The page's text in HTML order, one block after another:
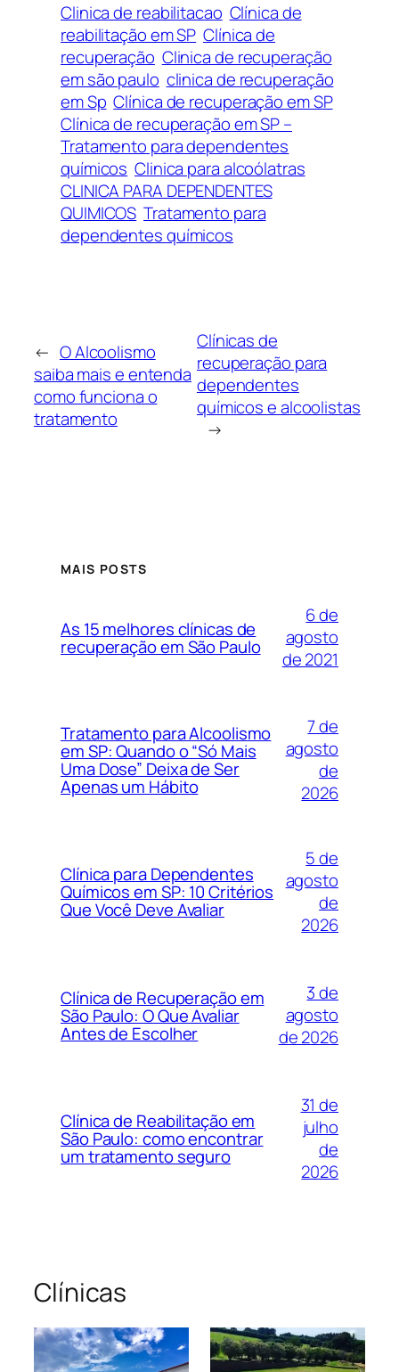
Clinica de reabilitacao Clínica de
reabilitação em SP Clínica de
recuperação Clinica de recuperação
em são paulo clinica de recuperação
em Sp Clínica de recuperação em SP
Clínica de recuperação em SP –
Tratamento para dependentes
químicos Clinica para alcoólatras
CLINICA PARA DEPENDENTES
QUIMICOS Tratamento para
dependentes químicos
← O Alcoolismo
saiba mais e entenda
como funciona o
tratamento
Clínicas de
recuperação para
dependentes
químicos e alcoolistas
→
MAIS POSTS
As 15 melhores clínicas de
recuperação em São Paulo
6 de
agosto
de 2021
Tratamento para Alcoolismo
em SP: Quando o “Só Mais
Uma Dose” Deixa de Ser
Apenas um Hábito
7 de
agosto
de
2026
Clínica para Dependentes
Químicos em SP: 10 Critérios
Que Você Deve Avaliar
5 de
agosto
de
2026
Clínica de Recuperação em
São Paulo: O Que Avaliar
Antes de Escolher
3 de
agosto
de 2026
Clínica de Reabilitação em
São Paulo: como encontrar
um tratamento seguro
31 de
julho
de
2026
Clínicas